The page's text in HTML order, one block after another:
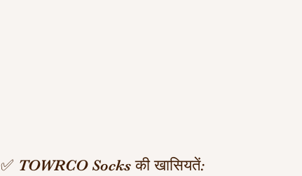
✅ TOWRCO Socks की खासियतें: